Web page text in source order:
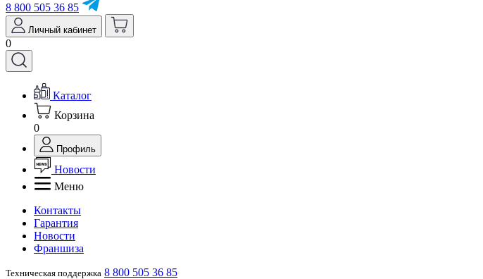
8 800 505 36 85
Личный кабинет
0
Каталог
Корзина
0
Профиль
Новости
Меню
Контакты
Гарантия
Новости
Франшиза
Техническая поддержка 8 800 505 36 85